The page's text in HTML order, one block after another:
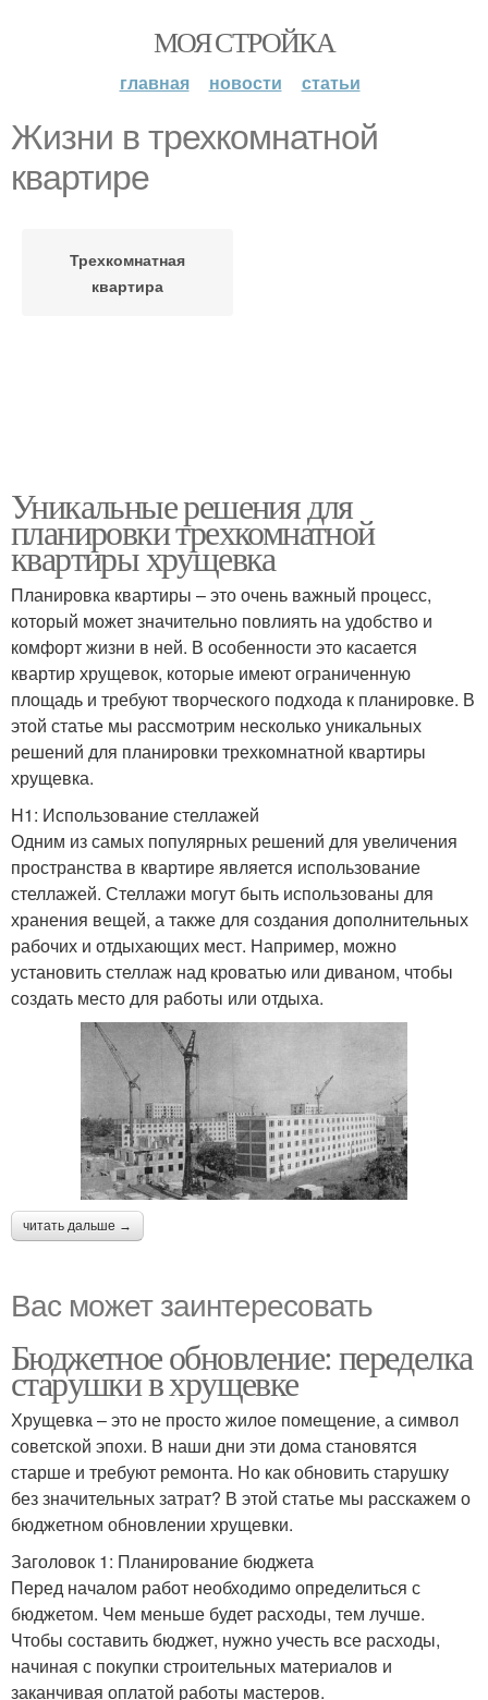
МОЯ СТРОЙКА
главная новости статьи
Жизни в трехкомнатной
квартире
Трехкомнатная
квартира
Уникальные решения для
планировки трехкомнатной
квартиры хрущевка
Планировка квартиры – это очень важный процесс,
который может значительно повлиять на удобство и
комфорт жизни в ней. В особенности это касается
квартир хрущевок, которые имеют ограниченную
площадь и требуют творческого подхода к планировке. В
этой статье мы рассмотрим несколько уникальных
решений для планировки трехкомнатной квартиры
хрущевка.
H1: Использование стеллажей
Одним из самых популярных решений для увеличения
пространства в квартире является использование
стеллажей. Стеллажи могут быть использованы для
хранения вещей, а также для создания дополнительных
рабочих и отдыхающих мест. Например, можно
установить стеллаж над кроватью или диваном, чтобы
создать место для работы или отдыха.
читать дальше →
Вас может заинтересовать
Бюджетное обновление: переделка
старушки в хрущевке
Хрущевка – это не просто жилое помещение, а символ
советской эпохи. В наши дни эти дома становятся
старше и требуют ремонта. Но как обновить старушку
без значительных затрат? В этой статье мы расскажем о
бюджетном обновлении хрущевки.
Заголовок 1: Планирование бюджета
Перед началом работ необходимо определиться с
бюджетом. Чем меньше будет расходы, тем лучше.
Чтобы составить бюджет, нужно учесть все расходы,
начиная с покупки строительных материалов и
заканчивая оплатой работы мастеров.